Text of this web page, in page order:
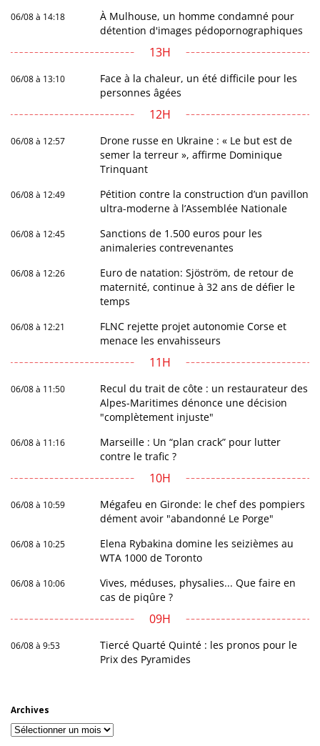
06/08 à 14:18
À Mulhouse, un homme condamné pour
détention d'images pédopornographiques
13H
06/08 à 13:10
Face à la chaleur, un été difficile pour les
personnes âgées
12H
06/08 à 12:57
Drone russe en Ukraine : « Le but est de
semer la terreur », affirme Dominique
Trinquant
06/08 à 12:49
Pétition contre la construction d’un pavillon
ultra-moderne à l’Assemblée Nationale
06/08 à 12:45
Sanctions de 1.500 euros pour les
animaleries contrevenantes
06/08 à 12:26
Euro de natation: Sjöström, de retour de
maternité, continue à 32 ans de défier le
temps
06/08 à 12:21
FLNC rejette projet autonomie Corse et
menace les envahisseurs
11H
06/08 à 11:50
Recul du trait de côte : un restaurateur des
Alpes-Maritimes dénonce une décision
"complètement injuste"
06/08 à 11:16
Marseille : Un “plan crack” pour lutter
contre le trafic ?
10H
06/08 à 10:59
Mégafeu en Gironde: le chef des pompiers
dément avoir "abandonné Le Porge"
06/08 à 10:25
Elena Rybakina domine les seizièmes au
WTA 1000 de Toronto
06/08 à 10:06
Vives, méduses, physalies... Que faire en
cas de piqûre ?
09H
06/08 à 9:53
Tiercé Quarté Quinté : les pronos pour le
Prix des Pyramides
Archives
Archives